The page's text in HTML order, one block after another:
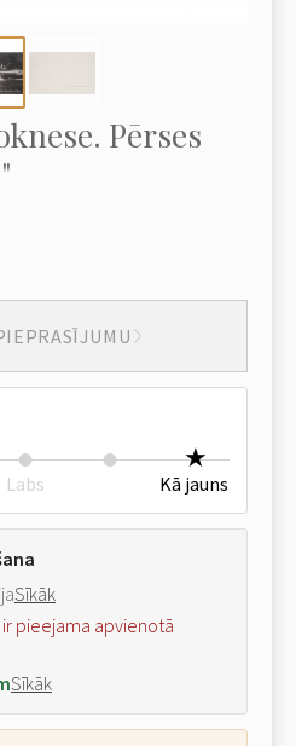
Pērses
Labs Kā jauns
Sīkāk
pieejama apvienotā
Sīkāk